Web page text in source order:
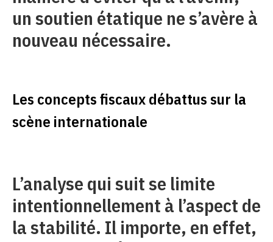
un soutien étatique ne s’avère à
nouveau nécessaire.
Les concepts fiscaux débattus sur la
scène internationale
L’analyse qui suit se limite
intentionnellement à l’aspect de
la stabilité. Il importe, en effet,